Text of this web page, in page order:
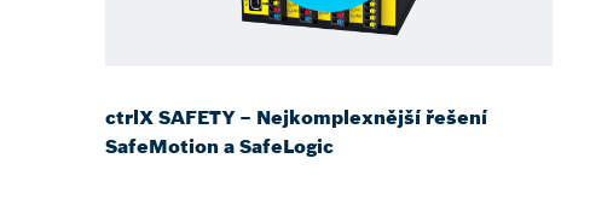
ctrlX SAFETY – Nejkomplexnější řešení
SafeMotion a SafeLogic